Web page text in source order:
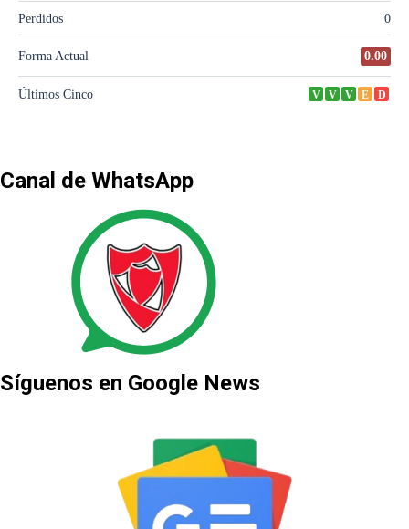
Canal de WhatsApp
Síguenos en Google News